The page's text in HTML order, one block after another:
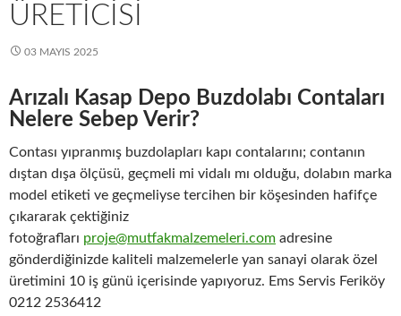
ÜRETICISI
03 MAYIS 2025
Arızalı Kasap Depo Buzdolabı Contaları
Nelere Sebep Verir?
Contası yıpranmış buzdolapları kapı contalarını; contanın
dıştan dışa ölçüsü, geçmeli mi vidalı mı olduğu, dolabın marka
model etiketi ve geçmeliyse tercihen bir köşesinden hafifçe
çıkararak çektiğiniz
fotoğrafları proje@mutfakmalzemeleri.com adresine
gönderdiğinizde kaliteli malzemelerle yan sanayi olarak özel
üretimini 10 iş günü içerisinde yapıyoruz. Ems Servis Feriköy
0212 2536412